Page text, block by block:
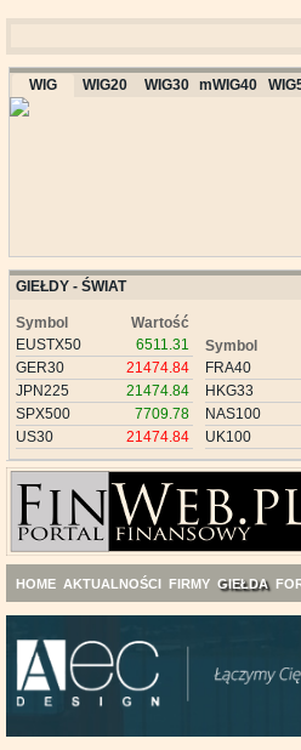
WIG WIG20 WIG30 mWIG40
GIEŁDY - ŚWIAT
Symbol
Wartość
EUSTX50
6511.31
GER30
21474.84
JPN225
21474.84
SPX500
7709.78
US30
21474.84
Symbol
FRA40
HKG33
NAS100
UK100
HOME AKTUALNOŚCI FIRMY GIEŁDA